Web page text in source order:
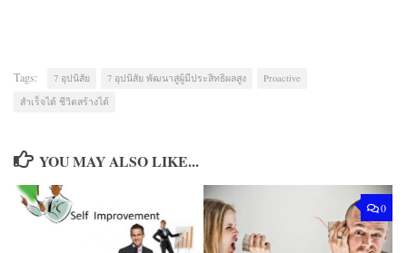
Tags: 7 อุปนิสัย 7 อุปนิสัย พัฒนาสู่ผู้มีประสิทธิผลสูง
Proactive
สำเร็จได้ ชีวิตสร้างได้
YOU MAY ALSO LIKE...
0